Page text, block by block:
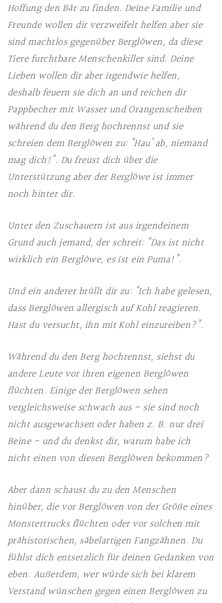
Hoffung den Bär zu finden. Deine Familie und
Freunde wollen dir verzweifelt helfen aber sie
sind machtlos gegenüber Berglöwen, da diese
Tiere furchtbare Menschenkiller sind. Deine
Lieben wollen dir aber irgendwie helfen,
deshalb feuern sie dich an und reichen dir
Pappbecher mit Wasser und Orangenscheiben
während du den Berg hochrennst und sie
schreien dem Berglöwen zu: “Hau’ ab, niemand
mag dich!”. Du freust dich über die
Unterstützung aber der Berglöwe ist immer
noch hinter dir.
Unter den Zuschauern ist aus irgendeinem
Grund auch jemand, der schreit: “Das ist nicht
wirklich ein Berglöwe, es ist ein Puma!”.
Und ein anderer brüllt dir zu: “Ich habe gelesen,
dass Berglöwen allergisch auf Kohl reagieren.
Hast du versucht, ihn mit Kohl einzureiben?”.
Während du den Berg hochrennst, siehst du
andere Leute vor ihren eigenen Berglöwen
flüchten. Einige der Berglöwen sehen
vergleichsweise schwach aus - sie sind noch
nicht ausgewachsen oder haben z. B. nur drei
Beine - und du denkst dir, warum habe ich
nicht einen von diesen Berglöwen bekommen?
Aber dann schaust du zu den Menschen
hinüber, die vor Berglöwen von der Größe eines
Monstertrucks flüchten oder vor solchen mit
prähistorischen, säbelartigen Fangzähnen. Du
fühlst dich entsetzlich für deinen Gedanken von
eben. Außerdem, wer würde sich bei klarem
Verstand wünschen gegen einen Berglöwen zu